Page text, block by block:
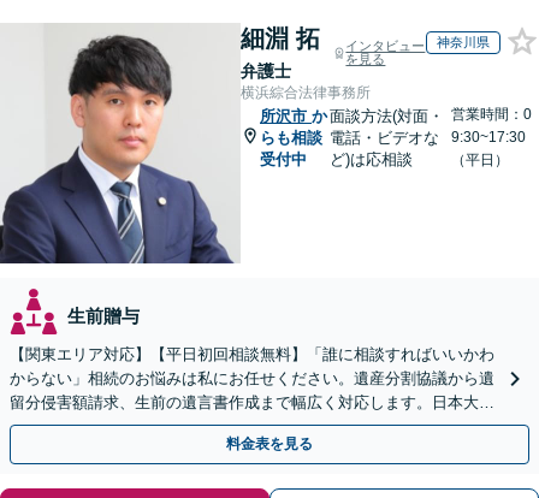
細淵 拓
弁護士
インタビュー
を見る
神奈川県
横浜綜合法律事務所
所沢市 か
らも相談
受付中
面談方法(対面・
電話・ビデオな
ど)は応相談
営業時間：0
9:30~17:30
（平日）
生前贈与
【関東エリア対応】【平日初回相談無料】「誰に相談すればいいかわ
からない」相続のお悩みは私にお任せください。遺産分割協議から遺
留分侵害額請求、生前の遺言書作成まで幅広く対応します。日本大通
り駅直結でアクセス良好。
料金表を見る